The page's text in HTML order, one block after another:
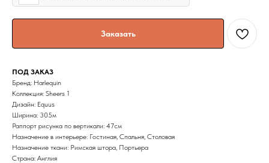
Заказать
ПОД ЗАКАЗ
Бренд: Harlequin
Коллекция: Sheers 1
Дизайн: Equus
Ширина: 305м
Раппорт рисунка по вертикали: 47см
Назначение в интерьере: Гостиная, Спальня, Столовая
Назначение ткани: Римская штора, Портьера
Страна: Англия